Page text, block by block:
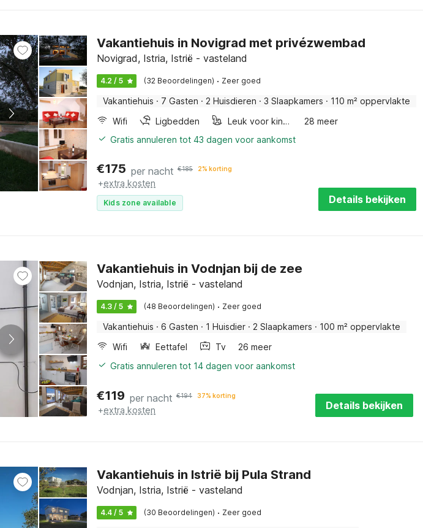
Vakantiehuis in Novigrad met privézwembad
Novigrad, Istria, Istrië - vasteland
4.2 / 5 (32 Beoordelingen) · Zeer goed
Vakantiehuis · 7 Gasten · 2 Huisdieren · 3 Slaapkamers · 110 m² oppervlakte
Wifi
Ligbedden Leuk voor kinderen
28 meer
Gratis annuleren tot 43 dagen voor aankomst
€175 per nacht €185 2% korting
+extra kosten
Kids zone available Details bekijken
Vakantiehuis in Vodnjan bij de zee
Vodnjan, Istria, Istrië - vasteland
4.3 / 5 (48 Beoordelingen) · Zeer goed
Vakantiehuis · 6 Gasten · 1 Huisdier · 2 Slaapkamers · 100 m² oppervlakte
Wifi
Eettafel Tv
26 meer
Gratis annuleren tot 14 dagen voor aankomst
€119 per nacht €194 37% korting
+extra kosten Details bekijken
Vakantiehuis in Istrië bij Pula Strand
Vodnjan, Istria, Istrië - vasteland
4.4 / 5 (30 Beoordelingen) · Zeer goed